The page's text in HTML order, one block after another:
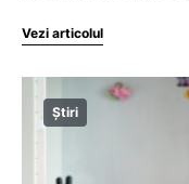
Vezi articolul
Știri